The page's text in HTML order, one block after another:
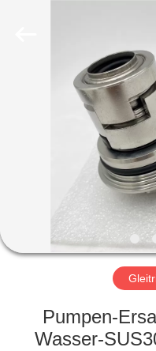
PRODUKTE
FABRIK-
Pumpen-
Wasser-